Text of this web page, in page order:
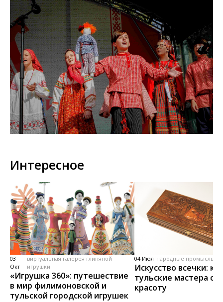
Интересное
03
Окт
виртуальная галерея глиняной
игрушки
«Игрушка 360»: путешествие
в мир филимоновской и
тульской городской игрушек
04 Июл народные промыслы,
Искусство всечки: как
тульские мастера
красоту